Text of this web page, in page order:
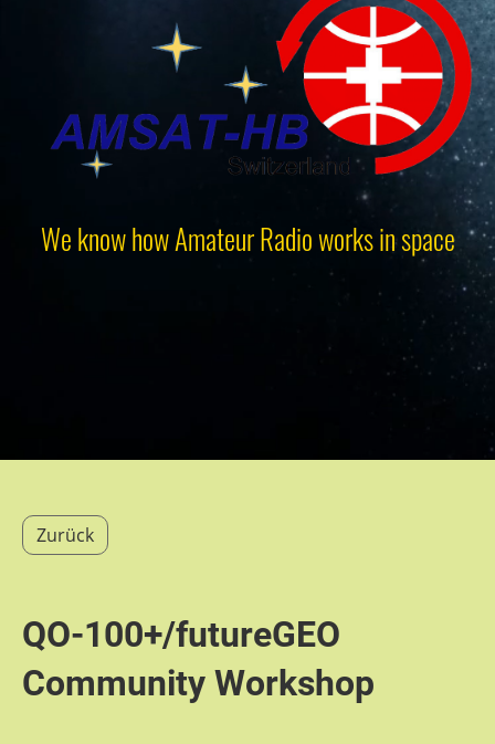
We know how Amateur Radio works in space
Zurück
QO-100+/futureGEO
Community Workshop